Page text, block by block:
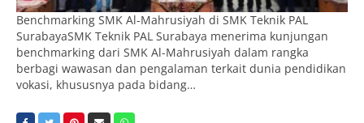
Benchmarking SMK Al-Mahrusiyah di SMK Teknik PAL
SurabayaSMK Teknik PAL Surabaya menerima kunjungan
benchmarking dari SMK Al-Mahrusiyah dalam rangka
berbagi wawasan dan pengalaman terkait dunia pendidikan
vokasi, khususnya pada bidang…